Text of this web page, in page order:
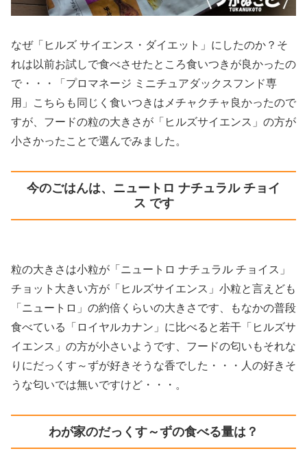
なぜ「ヒルズ サイエンス・ダイエット」にしたのか？そ
れは以前お試しで食べさせたところ食いつきが良かったの
で・・・「プロマネージ ミニチュアダックスフンド専
用」こちらも同じく食いつきはメチャクチャ良かったので
すが、フードの粒の大きさが「ヒルズサイエンス」の方が
小さかったことで選んでみました。
今のごはんは、ニュートロ ナチュラル チョイ
ス です
粒の大きさは小粒が「ニュートロ ナチュラル チョイス」
チョット大きい方が「ヒルズサイエンス」小粒と言えども
「ニュートロ」の約倍くらいの大きさです、もなかの普段
食べている「ロイヤルカナン」に比べると若干「ヒルズサ
イエンス」の方が小さいようです、フードの匂いもそれな
りにだっくす～ずが好きそうな香でした・・・人の好きそ
うな匂いでは無いですけど・・・。
わが家のだっくす～ずの食べる量は？